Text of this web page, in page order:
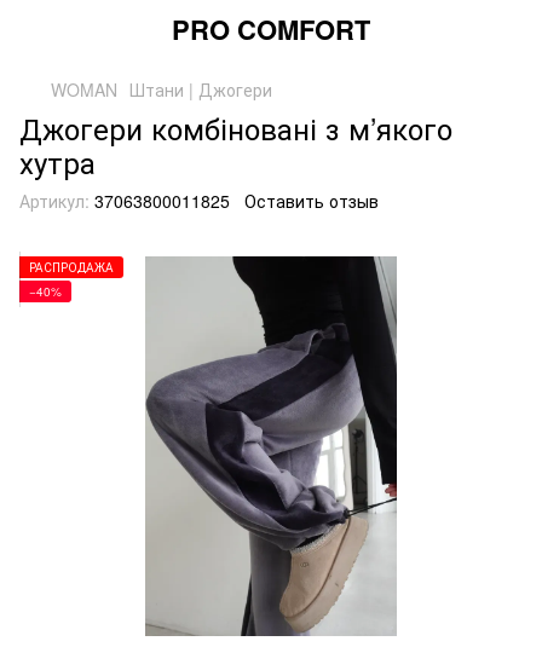
PRO COMFORT
WOMAN Штани | Джогери
Джогери комбіновані з м’якого
хутра
Артикул: 37063800011825 Оставить отзыв
РАСПРОДАЖА
−40%